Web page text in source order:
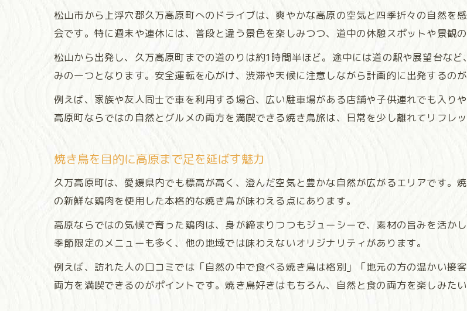
松山市から上浮穴郡久万高原町へのドライブは、爽やかな高原の空気と四季折々の自然を
会です。特に週末や連休には、普段と違う景色を楽しみつつ、道中の休憩スポットや景観
松山から出発し、久万高原町までの道のりは約1時間半ほど。途中には道の駅や展望台な
みの一つとなります。安全運転を心がけ、渋滞や天候に注意しながら計画的に出発するのが
例えば、家族や友人同士で車を利用する場合、広い駐車場がある店舗や子供連れでも入り
高原町ならではの自然とグルメの両方を満喫できる焼き鳥旅は、日常を少し離れてリフレ
焼き鳥を目的に高原まで足を延ばす魅力
久万高原町は、愛媛県内でも標高が高く、澄んだ空気と豊かな自然が広がるエリアです。
の新鮮な鶏肉を使用した本格的な焼き鳥が味わえる点にあります。
高原ならではの気候で育った鶏肉は、身が締まりつつもジューシーで、素材の旨みを活か
季節限定のメニューも多く、他の地域では味わえないオリジナリティがあります。
例えば、訪れた人の口コミでは「自然の中で食べる焼き鳥は格別」「地元の方の温かい接
両方を満喫できるのがポイントです。焼き鳥好きはもちろん、自然と食の両方を楽しみた